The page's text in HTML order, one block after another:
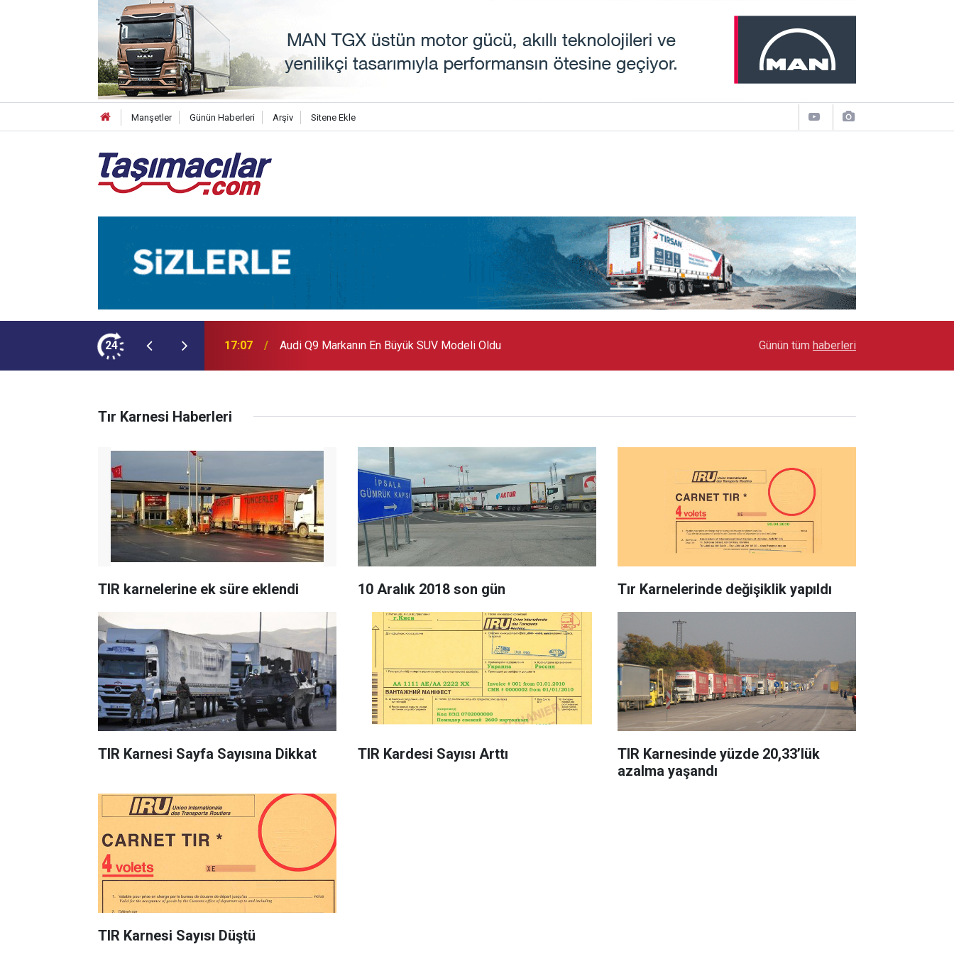
Manşetler Günün Haberleri Arşiv Sitene Ekle
24
NEOPLAN Skyliner Ekledi 17:07 Audi Q9 Markanın En Büyük SUV Modeli Oldu Toyota Otomotiv Sanayi Türkiye Üretime Ara
Günün tüm haberleri
Tır Karnesi Haberleri
TIR karnelerine ek süre eklendi 10 Aralık 2018 son gün Tır Karnelerinde değişiklik yapıldı
TIR Karnesi Sayfa Sayısına Dikkat TIR Kardesi Sayısı Arttı
TIR Karnesinde yüzde 20,33’lük
azalma yaşandı
TIR Karnesi Sayısı Düştü